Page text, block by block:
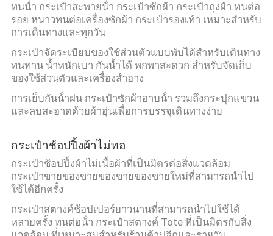
ทนน้ํา กระเป๋าสะพายน้ํา กระเป๋าซักผ้า กระเป๋าถุงผ้า ทนต่อ
รอย หนาวทนต่อเครื่องซักผ้า กระเป๋ารองเท้า เหมาะสําหรับ
การเดินทางและทุกวัน
กระเป๋าจัดระเบียบของใช้ส่วนตัวแบบพับได้สำหรับเดินทาง
ทนทาน น้ำหนักเบา กันน้ำได้ พกพาสะดวก สำหรับจัดเก็บ
ของใช้ส่วนตัวและเครื่องสำอาง
การเย็บกันน้ําฝน กระเป๋าซักผ้าอาบน้ํา รวมถึงกระปุกแขวน
และลบสะอาดด้วยผ้าอุ่นเพื่อการบรรจุเดินทางง่าย
กระเป๋าช้อปปิ้งผ้าไม่ทอ
กระเป๋าช้อปปิ้งผ้าไม่เนื้อผ้าที่เป็นมิตรต่อสิ่งแวดล้อม
กระเป๋าขายของขายของขายของขายใหม่ที่สามารถนําไป
ใช้ได้อีกครั้ง
กระเป๋าสตางค์ช้อปเปอร์ยาวนานที่สามารถนําไปใช้ได้
หลายครั้ง ทนต่อน้ํา กระเป๋าสตางค์ Tote ที่เป็นมิตรกับสิ่ง